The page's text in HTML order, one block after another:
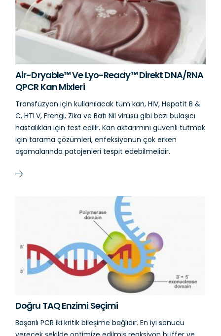
Air-Dryable™ Ve Lyo-Ready™ Direkt DNA/RNA
QPCR Kan Mixleri
Transfüzyon için kullanılacak tüm kan, HIV, Hepatit B &
C, HTLV, Frengi, Zika ve Batı Nil virüsü gibi bazı bulaşıcı
hastalıkları için test edilir. Kan aktarımını güvenli tutmak
için tarama çözümleri, enfeksiyonun çok erken
aşamalarında patojenleri tespit edebilmelidir.
Doğru TAQ Enzimi Seçimi
Başarılı PCR iki kritik bileşime bağlıdır. En iyi sonucu